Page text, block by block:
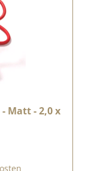
Matt - 2,0 x